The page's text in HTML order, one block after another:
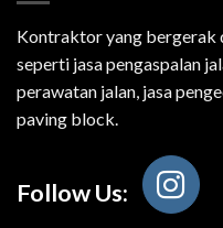
Kontraktor yang bergerak
seperti jasa pengaspalan
perawatan jalan, jasa
paving block.
Follow Us: